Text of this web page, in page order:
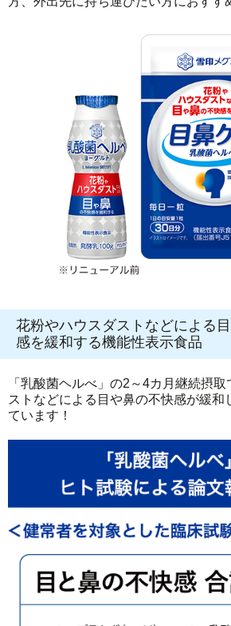
花粉やハウスダストなどによる
感を緩和する機能性表示食品
「乳酸菌ヘルべ」の2～4カ月継続摂
ストなどによる目や鼻の不快感が緩和
ています！